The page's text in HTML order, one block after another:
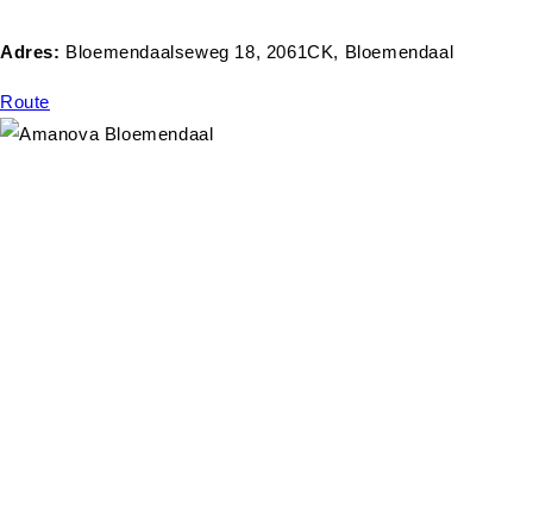
Adres: Bloemendaalseweg 18, 2061CK, Bloemendaal
Route